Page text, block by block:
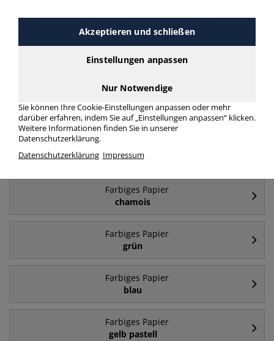
Farbiges Papier
Farbiges Papier
160 g/m²
A4 - 80 g/m²
Farbiges Papier
chamois
Farbiges Papier
grün
Farbiges Papier
blau
Farbiges Papier
gelb pastell
Akzeptieren und schließen
Einstellungen anpassen
Nur Notwendige
Sie können Ihre Cookie-Einstellungen anpassen oder mehr
darüber erfahren, indem Sie auf „Einstellungen anpassen“ klicken.
Weitere Informationen finden Sie in unserer
Datenschutzerklärung.
Datenschutzerklärung Impressum